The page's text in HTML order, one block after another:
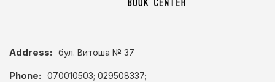
Address: бул. Витоша № 37
Phone: 070010503; 029508337;